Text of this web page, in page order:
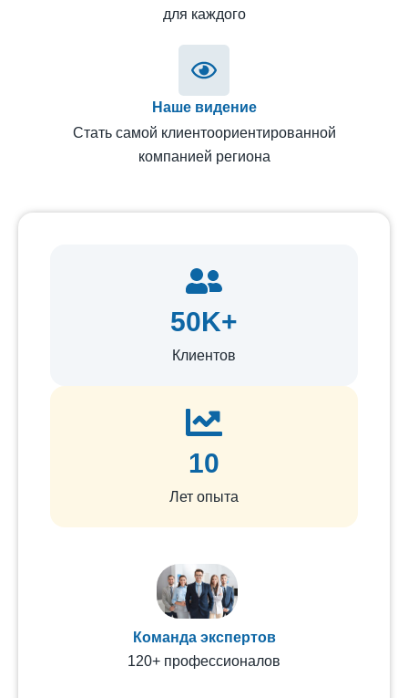
для каждого
Наше видение
Стать самой клиентоориентированной
компанией региона
50K+
Клиентов
10
Лет опыта
Команда экспертов
120+ профессионалов